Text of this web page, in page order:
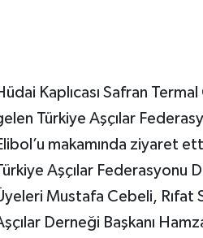
Kaplıcası Safran
Türkiye Aşçılar
makamında ziyaret
Aşçılar Federasyonu
Mustafa Cebeli, Rıfat
Derneği Başkanı